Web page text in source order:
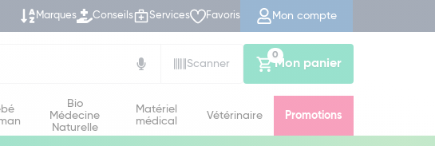
Marques Conseils Services Favoris Mon compte
Scanner
Mon panier
0
Bio
Médecine
Naturelle
Matériel
médical
Vétérinaire Promotions